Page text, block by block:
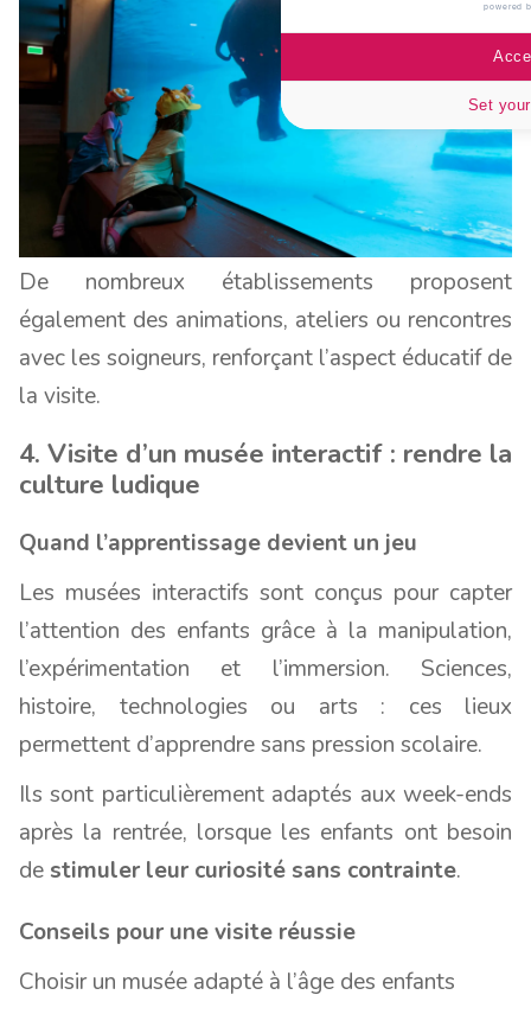
De nombreux établissements proposent
également des animations, ateliers ou rencontres
avec les soigneurs, renforçant l’aspect éducatif de
la visite.
4. Visite d’un musée interactif : rendre la
culture ludique
Quand l’apprentissage devient un jeu
Les musées interactifs sont conçus pour capter
l’attention des enfants grâce à la manipulation,
l’expérimentation et l’immersion. Sciences,
histoire, technologies ou arts : ces lieux
permettent d’apprendre sans pression scolaire.
Ils sont particulièrement adaptés aux week-ends
après la rentrée, lorsque les enfants ont besoin
de stimuler leur curiosité sans contrainte.
Conseils pour une visite réussie
Choisir un musée adapté à l’âge des enfants
powered
Set